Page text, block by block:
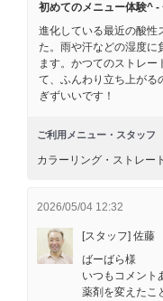
初めてのメニュー体験^ -
進化している最近の酸性
た。雨や汗などの湿度に
ます。かつてのストレー
て、ふんわり立ち上がる
ぎずいいです！
ご利用メニュー・スタッフ
カラーリング・ストレー
2026/05/04 12:32
[スタッフ] 佐
ばーばら様
いつもコメント
薬剤を変えたこ